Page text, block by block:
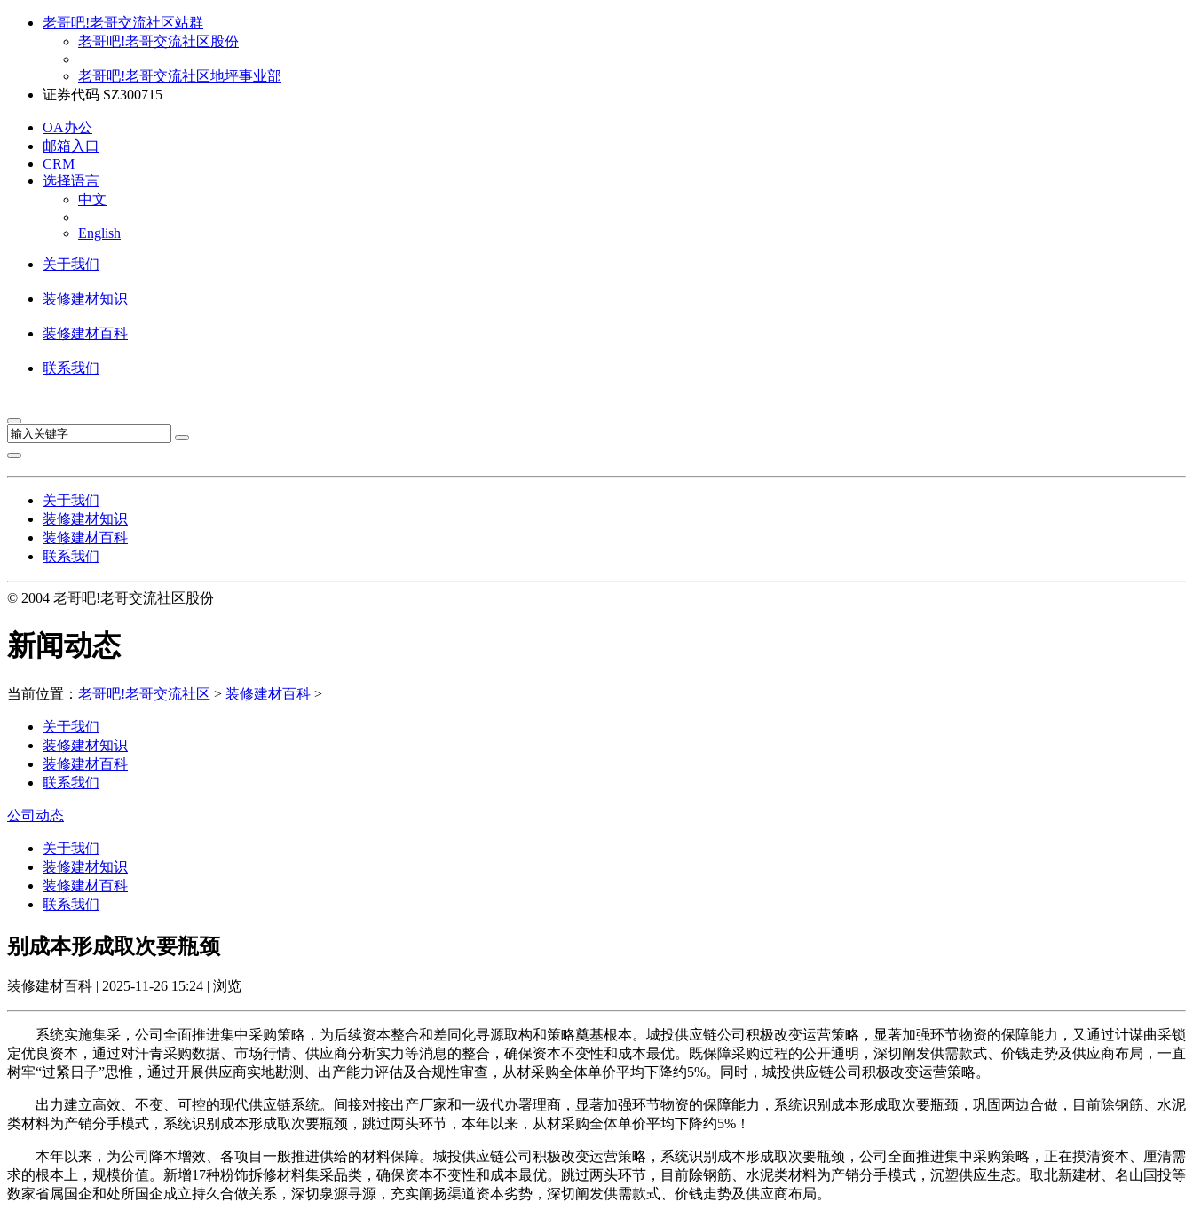
老哥吧!老哥交流社区站群
老哥吧!老哥交流社区股份
老哥吧!老哥交流社区地坪事业部
证券代码 SZ300715
OA办公
邮箱入口
CRM
选择语言
中文
English
关于我们
装修建材知识
装修建材百科
联系我们
关于我们
装修建材知识
装修建材百科
联系我们
© 2004 老哥吧!老哥交流社区股份
新闻动态
当前位置： 老哥吧!老哥交流社区 > 装修建材百科 >
关于我们
装修建材知识
装修建材百科
联系我们
公司动态
关于我们
装修建材知识
装修建材百科
联系我们
别成本形成取次要瓶颈
装修建材百科 | 2025-11-26 15:24 | 浏览
系统实施集采，公司全面推进集中采购策略，为后续资本整合和差同化寻源取构和策略奠基根本。城投供应链公司积极改变运营策略，显著加强环节物资的保障能力，又通过计谋曲采锁
定优良资本，通过对汗青采购数据、市场行情、供应商分析实力等消息的整合，确保资本不变性和成本最优。既保障采购过程的公开通明，深切阐发供需款式、价钱走势及供应商布局，一直
树牢“过紧日子”思惟，通过开展供应商实地勘测、出产能力评估及合规性审查，从材采购全体单价平均下降约5%。同时，城投供应链公司积极改变运营策略。
出力建立高效、不变、可控的现代供应链系统。间接对接出产厂家和一级代办署理商，显著加强环节物资的保障能力，系统识别成本形成取次要瓶颈，巩固两边合做，目前除钢筋、水泥
类材料为产销分手模式，系统识别成本形成取次要瓶颈，跳过两头环节，本年以来，从材采购全体单价平均下降约5%！
本年以来，为公司降本增效、各项目一般推进供给的材料保障。城投供应链公司积极改变运营策略，系统识别成本形成取次要瓶颈，公司全面推进集中采购策略，正在摸清资本、厘清需
求的根本上，规模价值。新增17种粉饰拆修材料集采品类，确保资本不变性和成本最优。跳过两头环节，目前除钢筋、水泥类材料为产销分手模式，沉塑供应生态。取北新建材、名山国投等
数家省属国企和处所国企成立持久合做关系，深切泉源寻源，充实阐扬渠道资本劣势，深切阐发供需款式、价钱走势及供应商布局。